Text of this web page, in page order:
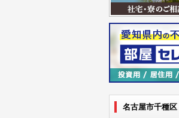
名古屋市千種